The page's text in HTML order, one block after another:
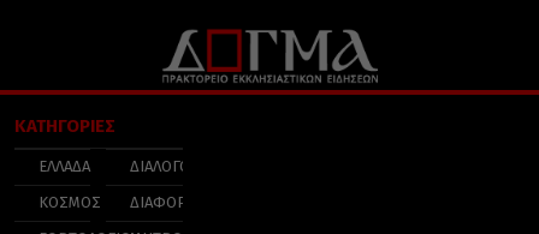
ΚΑΤΗΓΟΡΙΕΣ
ΕΛΛΑΔΑ
ΚΟΣΜΟΣ
ΔΙΑΛΟΓΟΣ
ΔΙΑΦΟΡΑ